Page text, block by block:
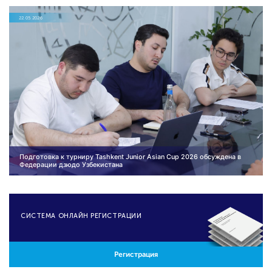
22.05.2026
Подготовка к турниру Tashkent Junior Asian Cup 2026 обсуждена в
Федерации дзюдо Узбекистана
CИСТЕМА ОНЛАЙН РЕГИСТРАЦИИ
Регистрация